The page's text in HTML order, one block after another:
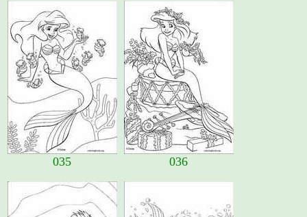
035 036